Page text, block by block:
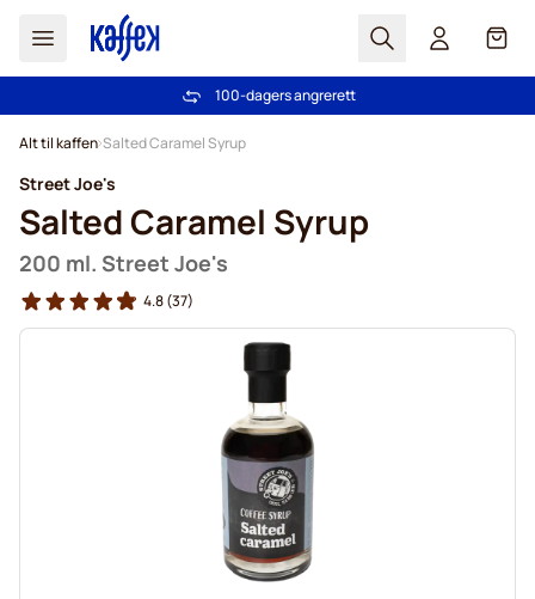
Søk Cart
Gratis frakt over kr 599
100-dagers angrerett
Alt til kaffen Salted Caramel Syrup
Street Joe's
Salted Caramel Syrup
200 ml. Street Joe's
4.8(37)